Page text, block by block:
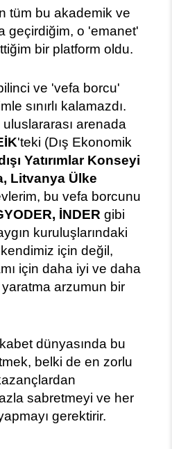
tüm bu akademik ve
geçirdiğim, o 'emanet'
bir platform oldu.
ve 'vefa borcu'
sınırlı kalamazdı.
uluslararası arenada
'teki (Dış Ekonomik
Yatırımlar Konseyi
Litvanya Ülke
bu vefa borcunu
İNDER gibi
kuruluşlarındaki
için değil,
için daha iyi ve daha
arzumun bir
dünyasında bu
belki de en zorlu
sabretmeyi ve her
gerektirir.